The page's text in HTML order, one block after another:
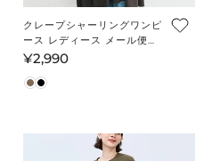
クレープシャーリングワンピ
ース レディース メール便不
可
通
常
¥2,990